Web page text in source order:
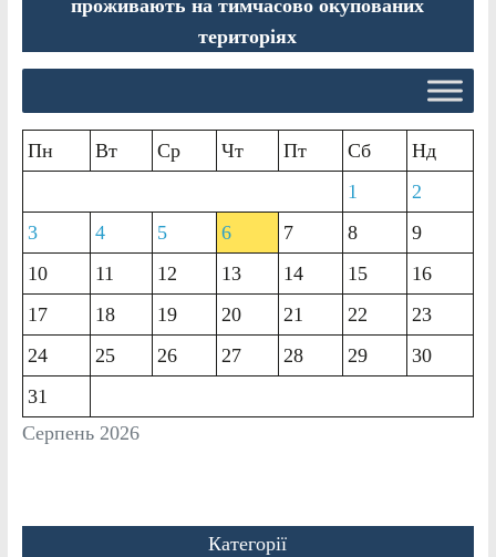
проживають на тимчасово окупованих
територіях
Серпень 2026
Пн Вт Ср Чт Пт Сб
Нд
1
2
3
4 5 6 7 8
9
10
11 12 13 14 15
16
17
18 19 20 21 22
23
24
25 26 27 28 29
30
31
Категорії